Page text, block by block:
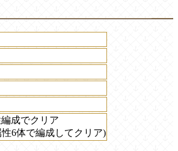
成でクリア
6体で編成してクリア)